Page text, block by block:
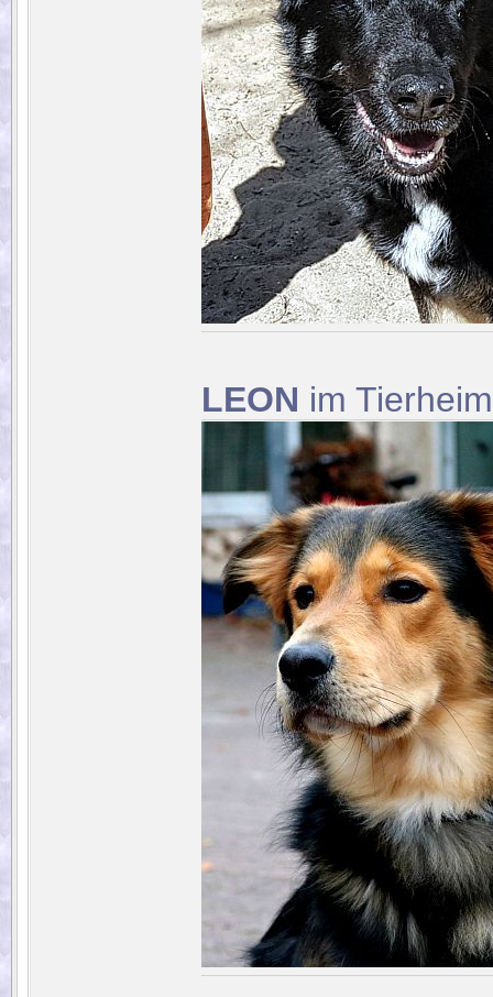
LEON im